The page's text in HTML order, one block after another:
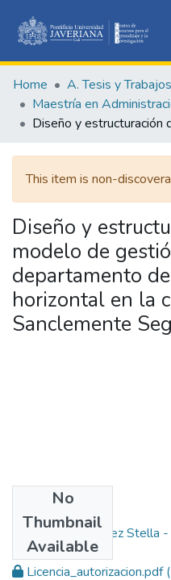
Home A. Tesis y
This item is non-
Diseño y
modelo de
departamento
horizontal en la
Sanclemente
No
Thumbnail
Available
TG Duvan Gómez Stella
MB)
Licencia_autorizacion.pdf